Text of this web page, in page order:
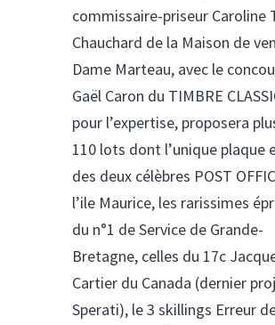
commissaire-priseur Caroline
Chauchard de la Maison de
Dame Marteau, avec le
Gaël Caron du TIMBRE
pour l’expertise, proposera
110 lots dont l’unique plaque
des deux célèbres POST
l’ile Maurice, les rarissimes
du n°1 de Service de Grande-
Bretagne, celles du 17c
Cartier du Canada (dernier
Sperati), le 3 skillings Erreur